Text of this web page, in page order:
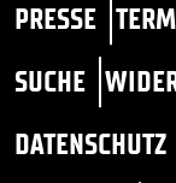
PRESSE
SUCHE
DATENSCHUTZ